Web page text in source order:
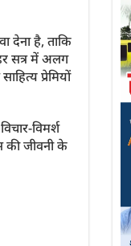
देना है, ताकि
सत्र में अलग
प्रेमियों
विमर्श
की जीवनी के